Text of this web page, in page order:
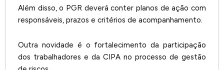
Além disso, o PGR deverá conter planos de ação com
responsáveis, prazos e critérios de acompanhamento.
Outra novidade é o fortalecimento da participação
dos trabalhadores e da CIPA no processo de gestão